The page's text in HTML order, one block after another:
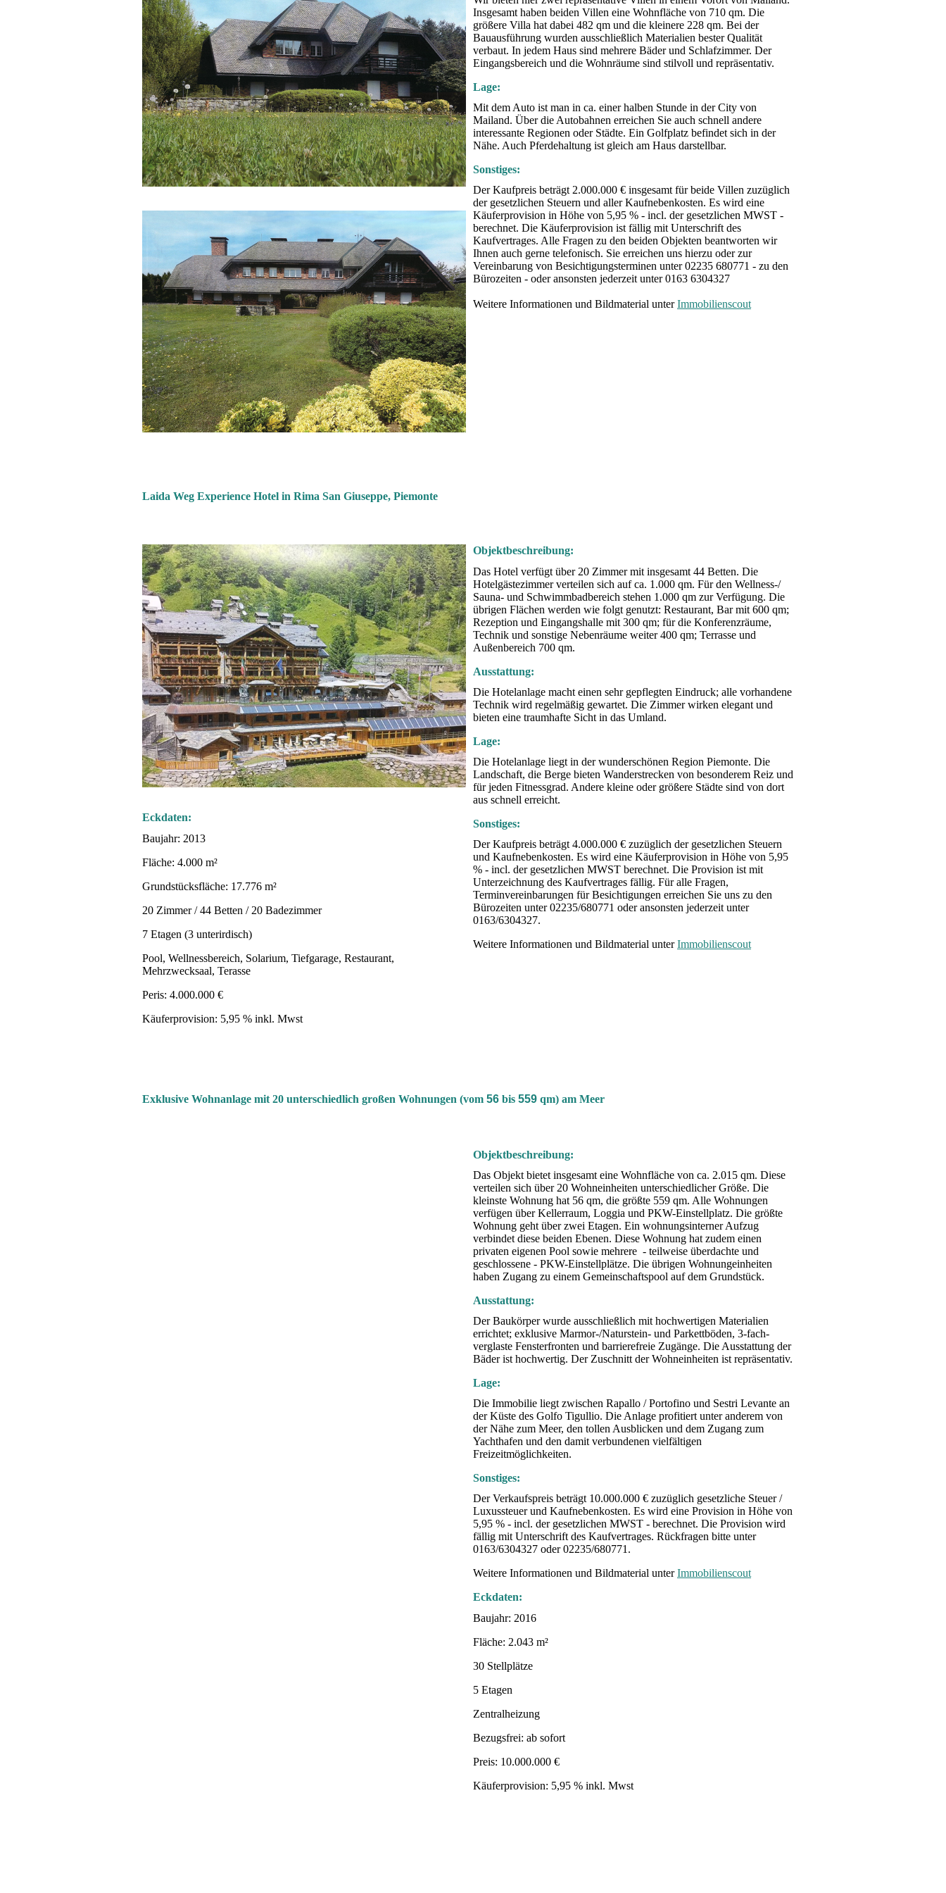
Insgesamt haben beiden Villen eine Wohnfläche von 710 qm. Die
größere Villa hat dabei 482 qm und die kleinere 228 qm. Bei der
Bauausführung wurden ausschließlich Materialien bester Qualität
verbaut. In jedem Haus sind mehrere Bäder und Schlafzimmer. Der
Eingangsbereich und die Wohnräume sind stilvoll und repräsentativ.
Lage:
Mit dem Auto ist man in ca. einer halben Stunde in der City von
Mailand. Über die Autobahnen erreichen Sie auch schnell andere
interessante Regionen oder Städte. Ein Golfplatz befindet sich in der
Nähe. Auch Pferdehaltung ist gleich am Haus darstellbar.
Sonstiges:
Der Kaufpreis beträgt 2.000.000 € insgesamt für beide Villen zuzüglich
der gesetzlichen Steuern und aller Kaufnebenkosten. Es wird eine
Käuferprovision in Höhe von 5,95 % - incl. der gesetzlichen MWST -
berechnet. Die Käuferprovision ist fällig mit Unterschrift des
Kaufvertrages. Alle Fragen zu den beiden Objekten beantworten wir
Ihnen auch gerne telefonisch. Sie erreichen uns hierzu oder zur
Vereinbarung von Besichtigungsterminen unter 02235 680771 - zu den
Bürozeiten - oder ansonsten jederzeit unter 0163 6304327
Weitere Informationen und Bildmaterial unterImmobilienscout
Laida Weg Experience Hotel in Rima San Giuseppe, Piemonte
Eckdaten:
Baujahr: 2013
Fläche: 4.000 m²
Grundstücksfläche: 17.776 m²
20 Zimmer / 44 Betten / 20 Badezimmer
7 Etagen (3 unterirdisch)
Pool, Wellnessbereich, Solarium, Tiefgarage, Restaurant,
Mehrzwecksaal, Terasse
Peris: 4.000.000 €
Käuferprovision: 5,95 % inkl. Mwst
Objektbeschreibung:
Das Hotel verfügt über 20 Zimmer mit insgesamt 44 Betten. Die
Hotelgästezimmer verteilen sich auf ca. 1.000 qm. Für den Wellness-/
Sauna- und Schwimmbadbereich stehen 1.000 qm zur Verfügung. Die
übrigen Flächen werden wie folgt genutzt: Restaurant, Bar mit 600 qm;
Rezeption und Eingangshalle mit 300 qm; für die Konferenzräume,
Technik und sonstige Nebenräume weiter 400 qm; Terrasse und
Außenbereich 700 qm.
Ausstattung:
Die Hotelanlage macht einen sehr gepflegten Eindruck; alle vorhandene
Technik wird regelmäßig gewartet. Die Zimmer wirken elegant und
bieten eine traumhafte Sicht in das Umland.
Lage:
Die Hotelanlage liegt in der wunderschönen Region Piemonte. Die
Landschaft, die Berge bieten Wanderstrecken von besonderem Reiz und
für jeden Fitnessgrad. Andere kleine oder größere Städte sind von dort
aus schnell erreicht.
Sonstiges:
Der Kaufpreis beträgt 4.000.000 € zuzüglich der gesetzlichen Steuern
und Kaufnebenkosten. Es wird eine Käuferprovision in Höhe von 5,95
% - incl. der gesetzlichen MWST berechnet. Die Provision ist mit
Unterzeichnung des Kaufvertrages fällig. Für alle Fragen,
Terminvereinbarungen für Besichtigungen erreichen Sie uns zu den
Bürozeiten unter 02235/680771 oder ansonsten jederzeit unter
0163/6304327.
Weitere Informationen und Bildmaterial unterImmobilienscout
Exklusive Wohnanlage mit 20 unterschiedlich großen Wohnungen (vom 56 bis 559 qm) am Meer
Objektbeschreibung:
Das Objekt bietet insgesamt eine Wohnfläche von ca. 2.015 qm. Diese
verteilen sich über 20 Wohneinheiten unterschiedlicher Größe. Die
kleinste Wohnung hat 56 qm, die größte 559 qm. Alle Wohnungen
verfügen über Kellerraum, Loggia und PKW-Einstellplatz. Die größte
Wohnung geht über zwei Etagen. Ein wohnungsinterner Aufzug
verbindet diese beiden Ebenen. Diese Wohnung hat zudem einen
privaten eigenen Pool sowie mehrere - teilweise überdachte und
geschlossene - PKW-Einstellplätze. Die übrigen Wohnungeinheiten
haben Zugang zu einem Gemeinschaftspool auf dem Grundstück.
Ausstattung:
Der Baukörper wurde ausschließlich mit hochwertigen Materialien
errichtet; exklusive Marmor-/Naturstein- und Parkettböden, 3-fach-
verglaste Fensterfronten und barrierefreie Zugänge. Die Ausstattung der
Bäder ist hochwertig. Der Zuschnitt der Wohneinheiten ist repräsentativ.
Lage:
Die Immobilie liegt zwischen Rapallo / Portofino und Sestri Levante an
der Küste des Golfo Tigullio. Die Anlage profitiert unter anderem von
der Nähe zum Meer, den tollen Ausblicken und dem Zugang zum
Yachthafen und den damit verbundenen vielfältigen
Freizeitmöglichkeiten.
Sonstiges:
Der Verkaufspreis beträgt 10.000.000 € zuzüglich gesetzliche Steuer /
Luxussteuer und Kaufnebenkosten. Es wird eine Provision in Höhe von
5,95 % - incl. der gesetzlichen MWST - berechnet. Die Provision wird
fällig mit Unterschrift des Kaufvertrages. Rückfragen bitte unter
0163/6304327 oder 02235/680771.
Weitere Informationen und Bildmaterial unterImmobilienscout
Eckdaten:
Baujahr: 2016
Fläche: 2.043 m²
30 Stellplätze
5 Etagen
Zentralheizung
Bezugsfrei: ab sofort
Preis: 10.000.000 €
Käuferprovision: 5,95 % inkl. Mwst